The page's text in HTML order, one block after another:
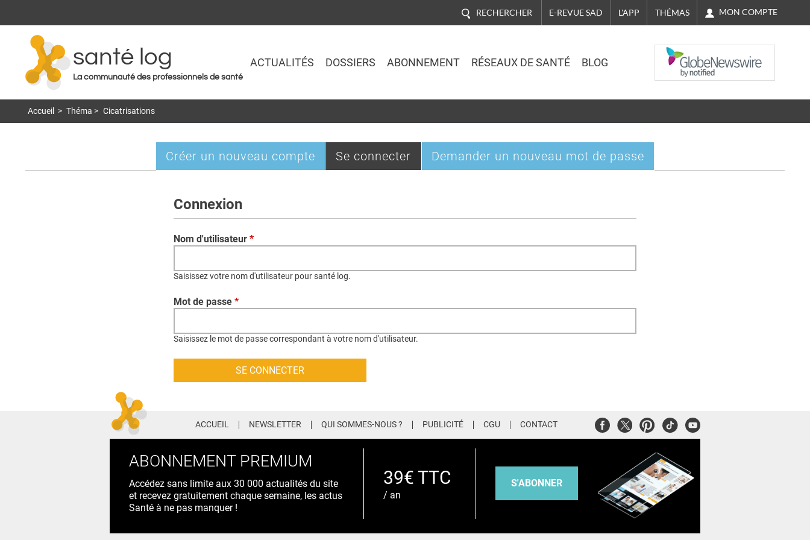
RECHERCHER E-REVUE SAD L'APP THÉMAS MON COMPTE
santé log
La communauté des professionnels de santé
ACTUALITÉS DOSSIERS ABONNEMENT RÉSEAUX DE SANTÉ BLOG
NASDAQ
Accueil > Théma > Cicatrisations
Onglets
Créer un nouveau compte Se connecter (onglet
actif)
Demander un nouveau mot de passe
Connexion
Nom d'utilisateur *
Saisissez votre nom d'utilisateur pour santé log.
Mot de passe *
Saisissez le mot de passe correspondant à votre nom d'utilisateur.
ACCUEIL NEWSLETTER QUI SOMMES-NOUS ? PUBLICITÉ CGU CONTACT FacebookTwitterPinterest
TiktokYoutube
ABONNEMENT PREMIUM
Accédez sans limite aux 30 000 actualités du site
et recevez gratuitement chaque semaine, les actus
Santé à ne pas manquer !
39€ TTC
/ an
S'ABONNER